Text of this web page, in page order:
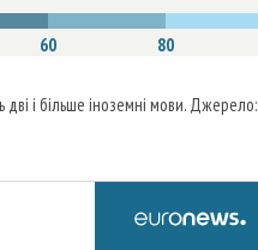
60 80
дві і більше іноземні мови. Джерело: